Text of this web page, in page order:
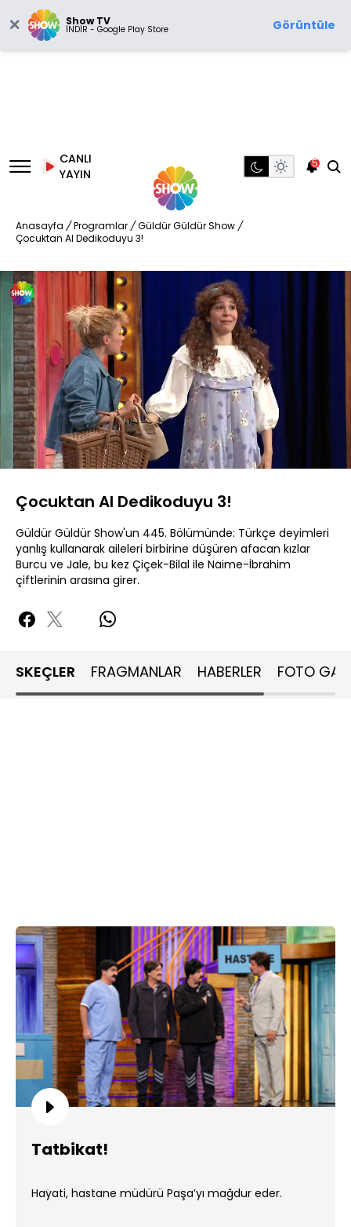
Show TV
İNDİR - Google Play Store Görüntüle
CANLI
YAYIN
5
Anasayfa / Programlar / Güldür Güldür Show /
Çocuktan Al Dedikoduyu 3!
Sesi
Aç
480P
Yüklendi
2.91%
Hızı
Çocuktan Al Dedikoduyu 3!
Güldür Güldür Show'un 445. Bölümünde: Türkçe deyimleri
yanlış kullanarak aileleri birbirine düşüren afacan kızlar
Burcu ve Jale, bu kez Çiçek-Bilal ile Naime-İbrahim
çiftlerinin arasına girer.
SKEÇLER FRAGMANLAR HABERLER FOTO
Tatbikat!
Hayati, hastane müdürü Paşa’yı mağdur eder.